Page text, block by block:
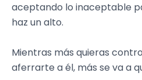
aceptando lo inaceptable
haz un alto.
Mientras más quieras
aferrarte a él, más se va a